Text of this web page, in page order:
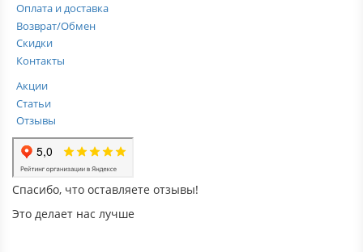
Оплата и доставка
Возврат/Обмен
Скидки
Контакты
Акции
Статьи
Отзывы
Спасибо, что оставляете отзывы!
Это делает нас лучше